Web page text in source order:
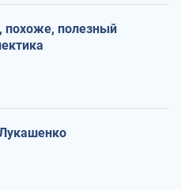
похоже, полезный